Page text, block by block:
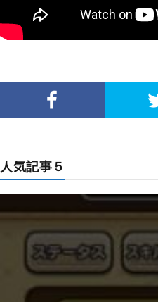
人気記事５